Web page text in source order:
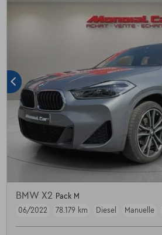
BMW X2 Pack M
06/2022
78.179 km Diesel Manuelle